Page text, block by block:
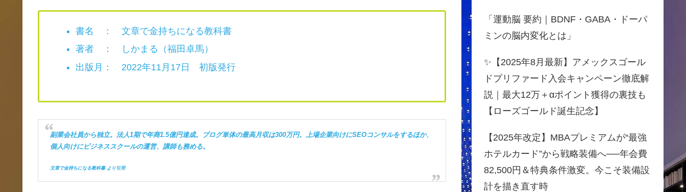
書名 ： 文章で金持ちになる教科書
著者 ： しかまる（福田卓馬）
出版月： 2022年11月17日 初版発行
副業会社員から独立。法人1期で年商1.5億円達成。ブログ単体の最高月収は300万円。上場企業向けにSEOコンサルをするほか、
個人向けにビジネススクールの運営、講師も務める。
文章で金持ちになる教科書 より引用
「運動脳 要約｜BDNF・GABA・ドーパ
ミンの脳内変化とは」
✨【2025年8月最新】アメックスゴール
ドプリファード入会キャンペーン徹底解
説｜最大12万＋αポイント獲得の裏技も
【ローズゴールド誕生記念】
【2025年改定】MBAプレミアムが“最強
ホテルカード”から戦略装備へ──年会費
82,500円＆特典条件激変。今こそ装備設
計を描き直す時